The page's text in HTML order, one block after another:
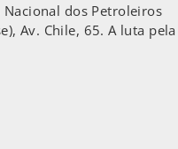
dos Petroleiros
Av. Chile, 65. A luta pela